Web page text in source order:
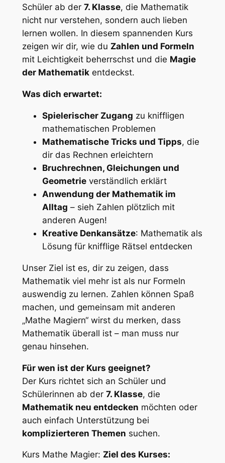
Schüler ab der 7. Klasse, die Mathematik
nicht nur verstehen, sondern auch lieben
lernen wollen. In diesem spannenden Kurs
zeigen wir dir, wie du Zahlen und Formeln
mit Leichtigkeit beherrschst und die Magie
der Mathematikentdeckst.
Was dich erwartet:
Spielerischer Zugang zu kniffligen
mathematischen Problemen
Mathematische Tricks und Tipps, die
dir das Rechnen erleichtern
Bruchrechnen, Gleichungen und
Geometrieverständlich erklärt
Anwendung der Mathematik im
Alltag – sieh Zahlen plötzlich mit
anderen Augen!
Kreative Denkansätze: Mathematik als
Lösung für knifflige Rätsel entdecken
Unser Ziel ist es, dir zu zeigen, dass
Mathematik viel mehr ist als nur Formeln
auswendig zu lernen. Zahlen können Spaß
machen, und gemeinsam mit anderen
„Mathe Magiern“ wirst du merken, dass
Mathematik überall ist – man muss nur
genau hinsehen.
Für wen ist der Kurs geeignet?
Der Kurs richtet sich an Schüler und
Schülerinnen ab der 7. Klasse, die
Mathematik neu entdecken möchten oder
auch einfach Unterstützung bei
komplizierteren Themen suchen.
Kurs Mathe Magier: Ziel des Kurses: